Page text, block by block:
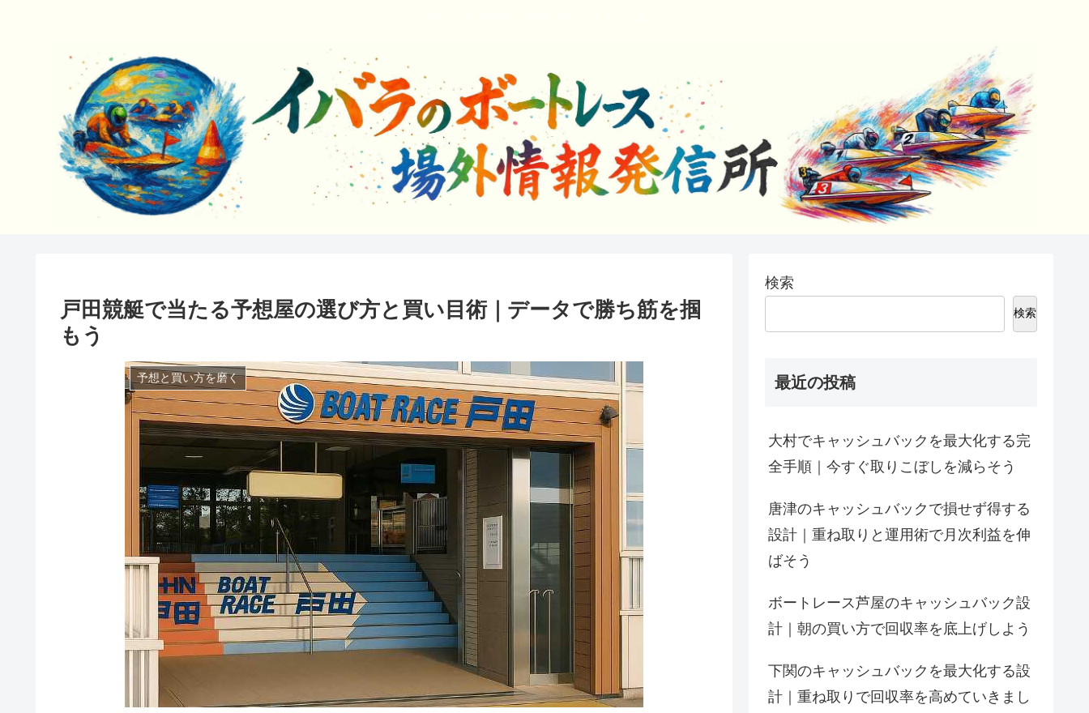
戸田競艇で当たる予想屋の選び方と買い目術｜データで勝ち筋を掴
もう
予想と買い方を磨く
検索
検索
最近の投稿
大村でキャッシュバックを最大化する完
全手順｜今すぐ取りこぼしを減らそう
唐津のキャッシュバックで損せず得する
設計｜重ね取りと運用術で月次利益を伸
ばそう
ボートレース芦屋のキャッシュバック設
計｜朝の買い方で回収率を底上げしよう
下関のキャッシュバックを最大化する設
計｜重ね取りで回収率を高めていきまし